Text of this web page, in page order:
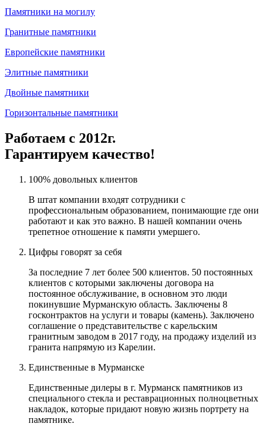
Памятники на могилу
Гранитные памятники
Европейские памятники
Элитные памятники
Двойные памятники
Горизонтальные памятники
Работаем с 2012г.
Гарантируем качество!
100% довольных клиентов
В штат компании входят сотрудники с
профессиональным образованием, понимающие где они
работают и как это важно. В нашей компании очень
трепетное отношение к памяти умершего.
Цифры говорят за себя
За последние 7 лет более 500 клиентов. 50 постоянных
клиентов с которыми заключены договора на
постоянное обслуживание, в основном это люди
покинувшие Мурманскую область. Заключены 8
госконтрактов на услуги и товары (камень). Заключено
соглашение о представительстве с карельским
гранитным заводом в 2017 году, на продажу изделий из
гранита напрямую из Карелии.
Единственные в Мурманске
Единственные дилеры в г. Мурманск памятников из
специального стекла и реставрационных полноцветных
накладок, которые придают новую жизнь портрету на
памятнике.